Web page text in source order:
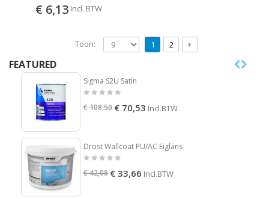
€ 6,13 Incl. BTW
1 2
Toon:
FEATURED
Sigma S2U Satin
€ 108,50 € 70,53 Incl.BTW
Drost Wallcoat PU/AC Eiglans
€ 42,08 € 33,66 Incl.BTW